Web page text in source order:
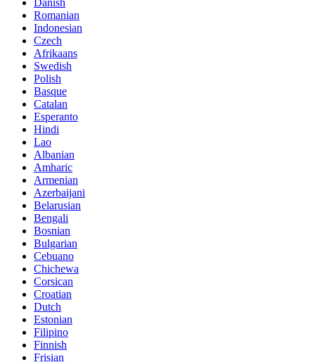
Romanian
Indonesian
Czech
Afrikaans
Swedish
Polish
Basque
Catalan
Esperanto
Hindi
Lao
Albanian
Amharic
Armenian
Azerbaijani
Belarusian
Bengali
Bosnian
Bulgarian
Cebuano
Chichewa
Corsican
Croatian
Dutch
Estonian
Filipino
Finnish
Frisian